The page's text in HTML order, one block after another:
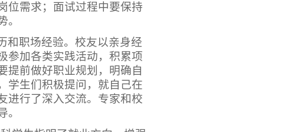
位需求；面试过程中要保持
。
和职场经验。校友以亲身经
参加各类实践活动，积累项
提前做好职业规划，明确自
学生们积极提问，就自己在
进行了深入交流。专家和校
。